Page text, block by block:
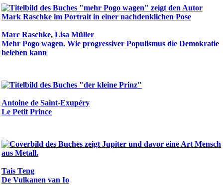
Marc Raschke, Lisa Müller
Mehr Pogo wagen. Wie progressiver Populismus die Demokratie
beleben kann
Antoine de Saint-Exupéry
Le Petit Prince
Tais Teng
De Vulkanen van Io